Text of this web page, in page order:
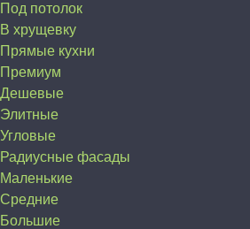
Под потолок
В хрущевку
Прямые кухни
Премиум
Дешевые
Элитные
Угловые
Радиусные фасады
Маленькие
Средние
Большие